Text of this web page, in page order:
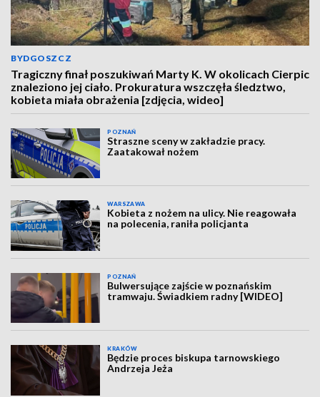
BYDGOSZCZ
Tragiczny finał poszukiwań Marty K. W okolicach Cierpic
znaleziono jej ciało. Prokuratura wszczęła śledztwo,
kobieta miała obrażenia [zdjęcia, wideo]
POZNAŃ
Straszne sceny w zakładzie pracy.
Zaatakował nożem
WARSZAWA
Kobieta z nożem na ulicy. Nie reagowała
na polecenia, raniła policjanta
POZNAŃ
Bulwersujące zajście w poznańskim
tramwaju. Świadkiem radny [WIDEO]
KRAKÓW
Będzie proces biskupa tarnowskiego
Andrzeja Jeża